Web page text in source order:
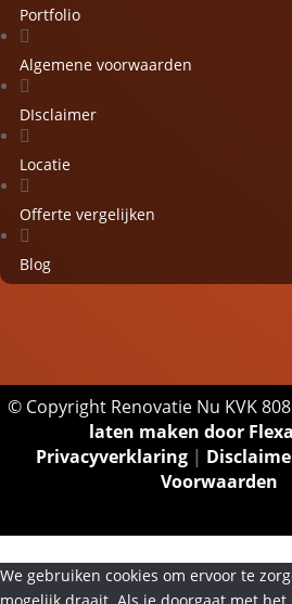
Portfolio

Algemene voorwaarden

DIsclaimer

Locatie

Offerte vergelijken

Blog
© Copyright Renovatie Nu KVK
laten maken door
Privacyverklaring|
Voorwaarden
We gebruiken cookies om ervoor te